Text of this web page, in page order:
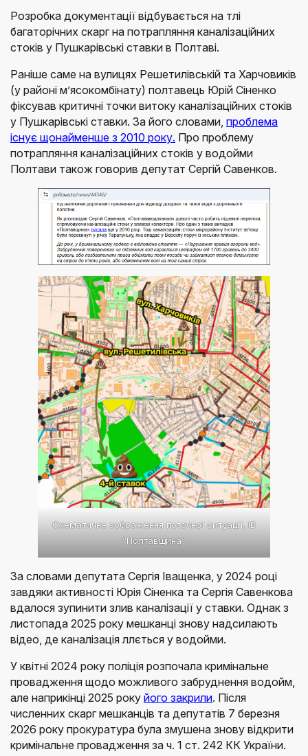
Розробка документації відбувається на тлі
багаторічних скарг на потрапляння каналізаційних
стоків у Пушкарівські ставки в Полтаві.
Раніше саме на вулицях Решетилівській та Харчовиків
(у районі м’ясокомбінату) полтавець Юрій Сіненко
фіксував критичні точки витоку каналізаційних стоків
у Пушкарівські ставки. За його словами, проблема
існує щонайменше з 2010 року. Про проблему
потрапляння каналізаційних стоків у водойми
Полтави також говорив депутат Сергій Савенков.
Схематичне зображення поточної ситуації, ІВ
“Полтавщина”
За словами депутата Сергія Іващенка, у 2024 році
завдяки активності Юрія Сіненка та Сергія Савенкова
вдалося зупинити злив каналізації у ставки. Однак з
листопада 2025 року мешканці знову надсилають
відео, де каналізація ллється у водойми.
У квітні 2024 року поліція розпочала кримінальне
провадження щодо можливого забруднення водойм,
але наприкінці 2025 року його закрили. Після
численних скарг мешканців та депутатів 7 березня
2026 року прокуратура була змушена знову відкрити
кримінальне провадження за ч. 1 ст. 242 КК України.